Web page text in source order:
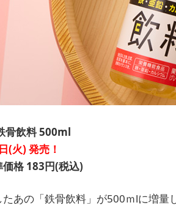
骨飲料 500ml
(火) 発売！
価格 183円(税込)
あの「鉄骨飲料」が500ｍlに増量